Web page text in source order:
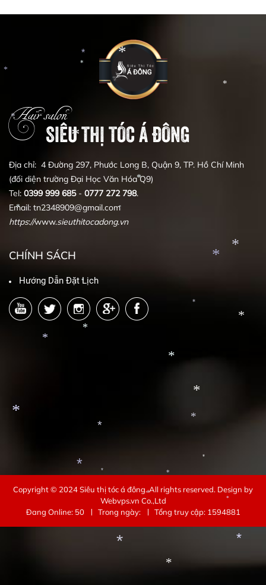
*
*
*
*
*
*
*
*
*
Hair salon
SIÊU THỊ TÓC Á ĐÔNG
Địa chỉ: 4 Đường 297, Phước Long B, Quận 9, TP. Hồ Chí Minh
(đối diện trường Đại Học Văn Hóa Q9)
Tel: 0399 999 685- 0777 272 798.
Email: tn2348909@gmail.com
https://www.sieuthitocadong.vn
CHÍNH SÁCH
Hướng Dẫn Đặt Lịch
Copyright © 2024Siêu thị tóc á đông. All rights reserved. Design by
Webvps.vn Co.,Ltd
Đang Online: 50
Trong ngày: Tổng truy cập: 1594881